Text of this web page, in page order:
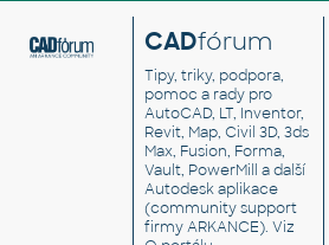
CADfórum
Tipy, triky, podpora,
pomoc a rady pro
AutoCAD, LT, Inventor,
Revit, Map, Civil 3D, 3ds
Max, Fusion, Forma,
Vault, PowerMill a další
Autodesk aplikace
(community support
firmy ARKANCE). Viz